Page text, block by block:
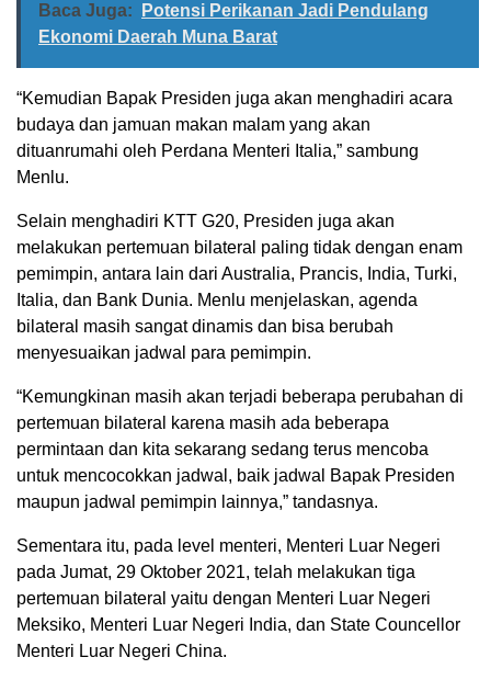
Baca Juga:
Potensi Perikanan Jadi Pendulang
Ekonomi Daerah Muna Barat
“Kemudian Bapak Presiden juga akan menghadiri acara
budaya dan jamuan makan malam yang akan
dituanrumahi oleh Perdana Menteri Italia,” sambung
Menlu.
Selain menghadiri KTT G20, Presiden juga akan
melakukan pertemuan bilateral paling tidak dengan enam
pemimpin, antara lain dari Australia, Prancis, India, Turki,
Italia, dan Bank Dunia. Menlu menjelaskan, agenda
bilateral masih sangat dinamis dan bisa berubah
menyesuaikan jadwal para pemimpin.
“Kemungkinan masih akan terjadi beberapa perubahan di
pertemuan bilateral karena masih ada beberapa
permintaan dan kita sekarang sedang terus mencoba
untuk mencocokkan jadwal, baik jadwal Bapak Presiden
maupun jadwal pemimpin lainnya,” tandasnya.
Sementara itu, pada level menteri, Menteri Luar Negeri
pada Jumat, 29 Oktober 2021, telah melakukan tiga
pertemuan bilateral yaitu dengan Menteri Luar Negeri
Meksiko, Menteri Luar Negeri India, dan State Councellor
Menteri Luar Negeri China.